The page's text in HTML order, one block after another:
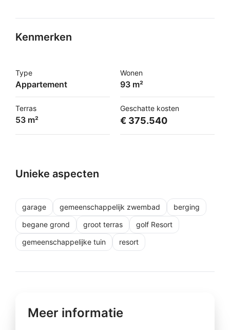
Kenmerken
Type
Appartement
Wonen
93 m²
Terras
53 m²
Geschatte kosten
€ 375.540
Unieke aspecten
garage gemeenschappelijk zwembad
berging
begane grond
groot terras
golf Resort
gemeenschappelijke tuin
resort
Meer informatie